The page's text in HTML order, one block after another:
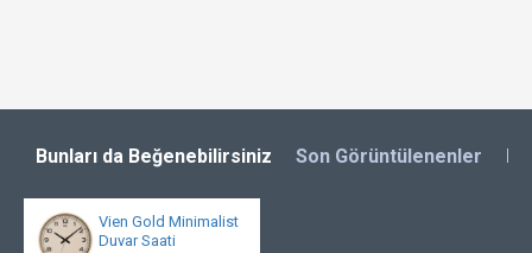
Bunları da Beğenebilirsiniz Son Görüntülenenler
Vien Gold Minimalist
Duvar Saati